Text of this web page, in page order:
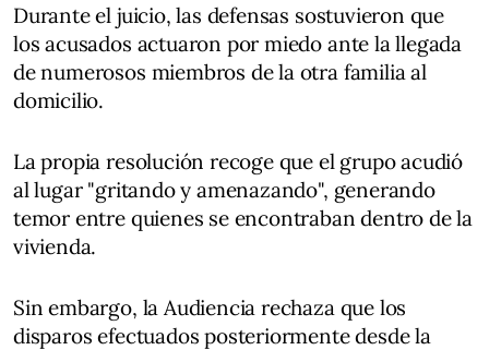
Durante el juicio, las defensas sostuvieron que
los acusados actuaron por miedo ante la llegada
de numerosos miembros de la otra familia al
domicilio.
La propia resolución recoge que el grupo acudió
al lugar "gritando y amenazando", generando
temor entre quienes se encontraban dentro de la
vivienda.
Sin embargo, la Audiencia rechaza que los
disparos efectuados posteriormente desde la